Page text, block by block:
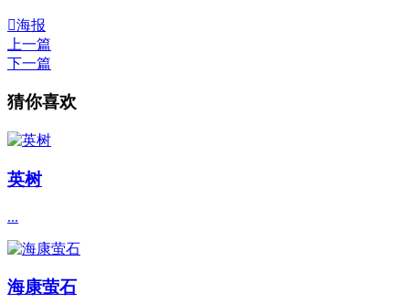
海报
上一篇
下一篇
猜你喜欢
英树
...
海康萤石